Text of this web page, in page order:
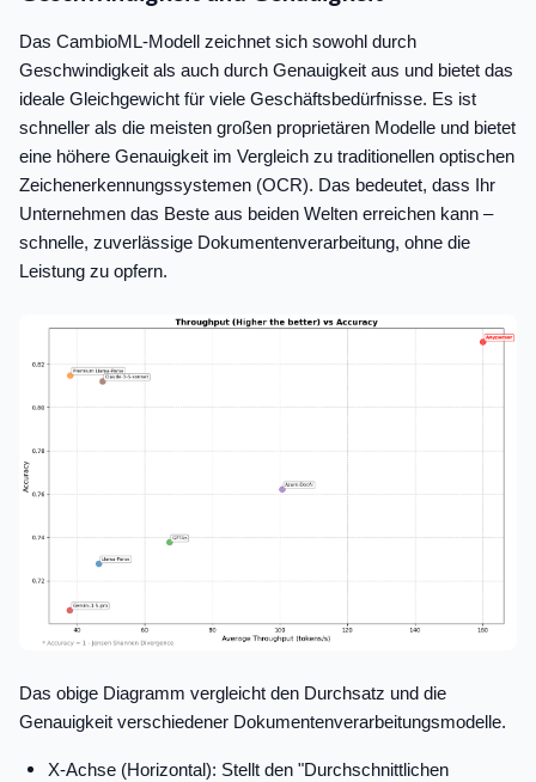
Das CambioML-Modell zeichnet sich sowohl durch
Geschwindigkeit als auch durch Genauigkeit aus und bietet das
ideale Gleichgewicht für viele Geschäftsbedürfnisse. Es ist
schneller als die meisten großen proprietären Modelle und bietet
eine höhere Genauigkeit im Vergleich zu traditionellen optischen
Zeichenerkennungssystemen (OCR). Das bedeutet, dass Ihr
Unternehmen das Beste aus beiden Welten erreichen kann –
schnelle, zuverlässige Dokumentenverarbeitung, ohne die
Leistung zu opfern.
Das obige Diagramm vergleicht den Durchsatz und die
Genauigkeit verschiedener Dokumentenverarbeitungsmodelle.
X-Achse (Horizontal): Stellt den "Durchschnittlichen